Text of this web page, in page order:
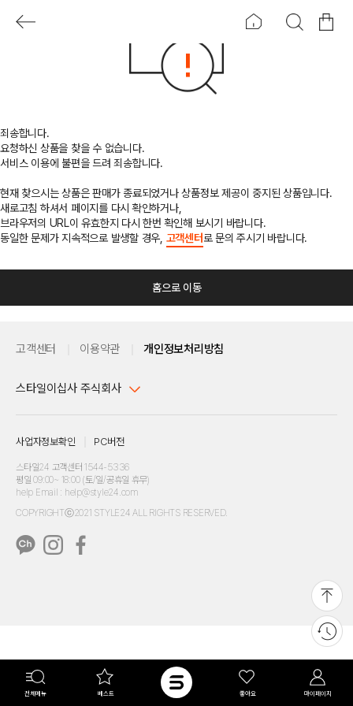
죄송합니다.
요청하신 상품을 찾을 수 없습니다.
서비스 이용에 불편을 드려 죄송합니다.
현재 찾으시는 상품은 판매가 종료되었거나 상품정보 제공이 중지된 상품입니다.
새로고침 하셔서 페이지를 다시 확인하거나,
브라우저의 URL이 유효한지 다시 한번 확인해 보시기 바랍니다.
동일한 문제가 지속적으로 발생할 경우, 고객센터로 문의 주시기 바랍니다.
홈으로 이동
고객센터 이용약관 개인정보처리방침
스타일이십사 주식회사
주소 : 서울시 강남구 논현로 633, 6층 (논현동, 한세엠케이빌딩)
사업자등록번호 : 116-81-32499
통신판매업신고번호 : 제 2024-서울강남-04239
개인정보보호책임자 : 배기영
고객센터 1544-5336(평일 09:00~ 18:00 토/일/공휴일 휴무)
사업자정보확인 PC버전
스타일24 고객센터 1544-5336
평일 09:00~ 18:00 (토/일/공휴일 휴무)
help Email : help@style24.com
COPYRIGHTⓒ2021 STYLE24 ALL RIGHTS RESERVED.